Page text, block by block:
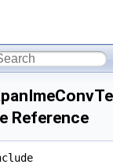
Reference